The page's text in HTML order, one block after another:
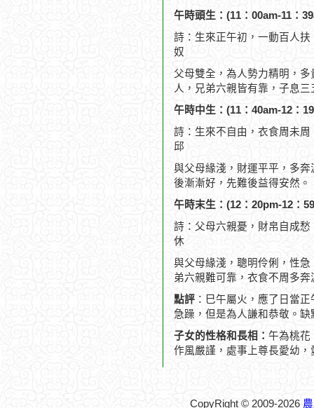
午時頭生：(11：00am-11：
詩：生來正午初，一動百人
奴
父母雙全，為人勢力精明，
人，兄弟六親皆有靠，子息三
午時中生：(11：40am-12：
詩：生來不自由，衣食周未
邱
與父母緣淺，財運平平，多
後漸漸好，先難後益得安然。
午時末生：(12：20pm-12：
詩：父母六親憂，財帛自成
休
與父母緣淺，聰明伶俐，性
弟六親難可靠，衣食不周多奔
點評 ：巳午屬火，應了日當
急躁，但是為人謙和恭敬。
子女的性格和長相： 午為桃花
作風嚴謹，處事上尊長愛幼，
CopyRight © 2009-2026